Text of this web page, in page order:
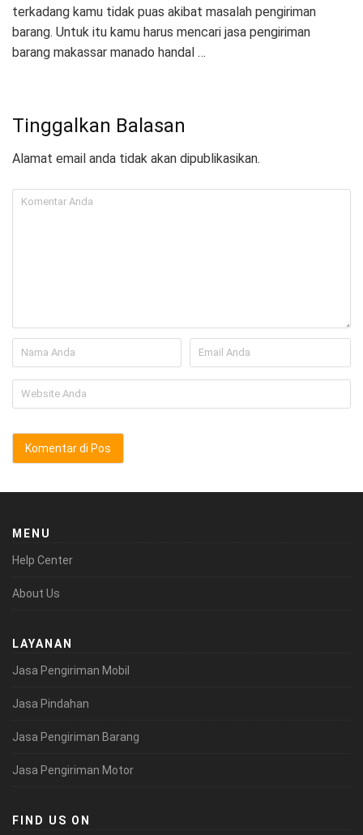
terkadang kamu tidak puas akibat masalah pengiriman
barang. Untuk itu kamu harus mencari jasa pengiriman
barang makassar manado handal …
Tinggalkan Balasan
Alamat email anda tidak akan dipublikasikan.
MENU
Help Center
About Us
LAYANAN
Jasa Pengiriman Mobil
Jasa Pindahan
Jasa Pengiriman Barang
Jasa Pengiriman Motor
FIND US ON